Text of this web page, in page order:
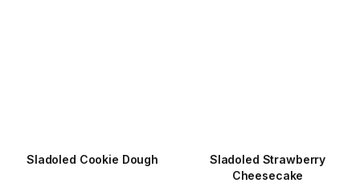
Sladoled Cookie Dough
Sladoled Strawberry
Cheesecake